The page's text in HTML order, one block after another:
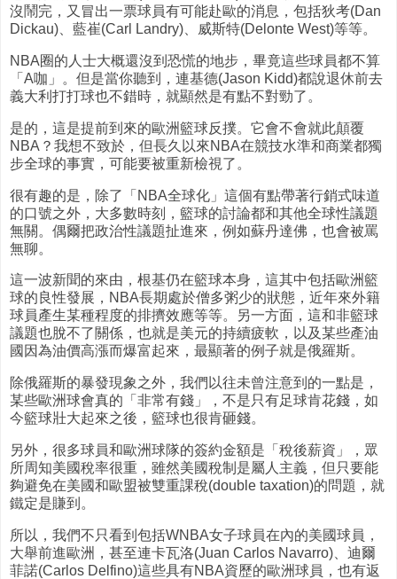
沒鬧完，又冒出一票球員有可能赴歐的消息，包括狄考(Dan
Dickau)、藍崔(Carl Landry)、威斯特(Delonte West)等等。
NBA圈的人士大概還沒到恐慌的地步，畢竟這些球員都不算
「A咖」。但是當你聽到，連基德(Jason Kidd)都說退休前去
義大利打打球也不錯時，就顯然是有點不對勁了。
是的，這是提前到來的歐洲籃球反撲。它會不會就此顛覆
NBA？我想不致於，但長久以來NBA在競技水準和商業都獨
步全球的事實，可能要被重新檢視了。
很有趣的是，除了「NBA全球化」這個有點帶著行銷式味道
的口號之外，大多數時刻，籃球的討論都和其他全球性議題
無關。偶爾把政治性議題扯進來，例如蘇丹達佛，也會被罵
無聊。
這一波新聞的來由，根基仍在籃球本身，這其中包括歐洲籃
球的良性發展，NBA長期處於僧多粥少的狀態，近年來外籍
球員產生某種程度的排擠效應等等。另一方面，這和非籃球
議題也脫不了關係，也就是美元的持續疲軟，以及某些產油
國因為油價高漲而爆富起來，最顯著的例子就是俄羅斯。
除俄羅斯的暴發現象之外，我們以往未曾注意到的一點是，
某些歐洲球會真的「非常有錢」，不是只有足球肯花錢，如
今籃球壯大起來之後，籃球也很肯砸錢。
另外，很多球員和歐洲球隊的簽約金額是「稅後薪資」，眾
所周知美國稅率很重，雖然美國稅制是屬人主義，但只要能
夠避免在美國和歐盟被雙重課稅(double taxation)的問題，就
鐵定是賺到。
所以，我們不只看到包括WNBA女子球員在內的美國球員，
大舉前進歐洲，甚至連卡瓦洛(Juan Carlos Navarro)、迪爾
菲諾(Carlos Delfino)這些具有NBA資歷的歐洲球員，也有返